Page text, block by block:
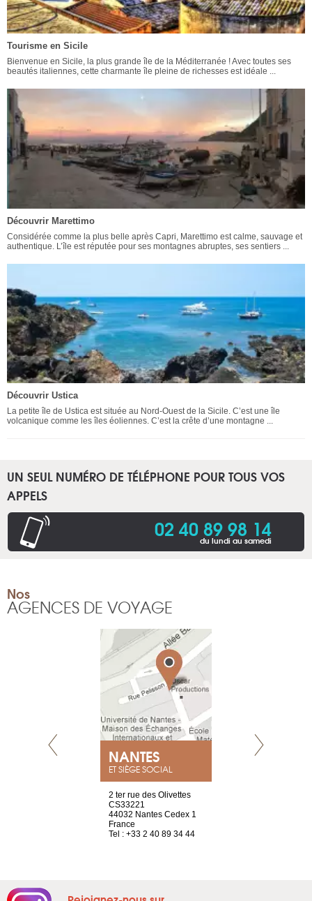
Tourisme en Sicile
Bienvenue en Sicile, la plus grande île de la Méditerranée ! Avec toutes ses
beautés italiennes, cette charmante île pleine de richesses est idéale ...
Découvrir Marettimo
Considérée comme la plus belle après Capri, Marettimo est calme, sauvage et
authentique. L’île est réputée pour ses montagnes abruptes, ses sentiers ...
Découvrir Ustica
La petite île de Ustica est située au Nord-Ouest de la Sicile. C’est une île
volcanique comme les îles éoliennes. C’est la crête d’une montagne ...
UN SEUL NUMÉRO DE TÉLÉPHONE POUR TOUS VOS
APPELS
02 40 89 98 14
du lundi au samedi
Nos
AGENCES DE VOYAGE
NANTES
ET SIÈGE SOCIAL
2 ter rue des Olivettes
CS33221
44032 Nantes Cedex 1
France
Tel : +33 2 40 89 34 44